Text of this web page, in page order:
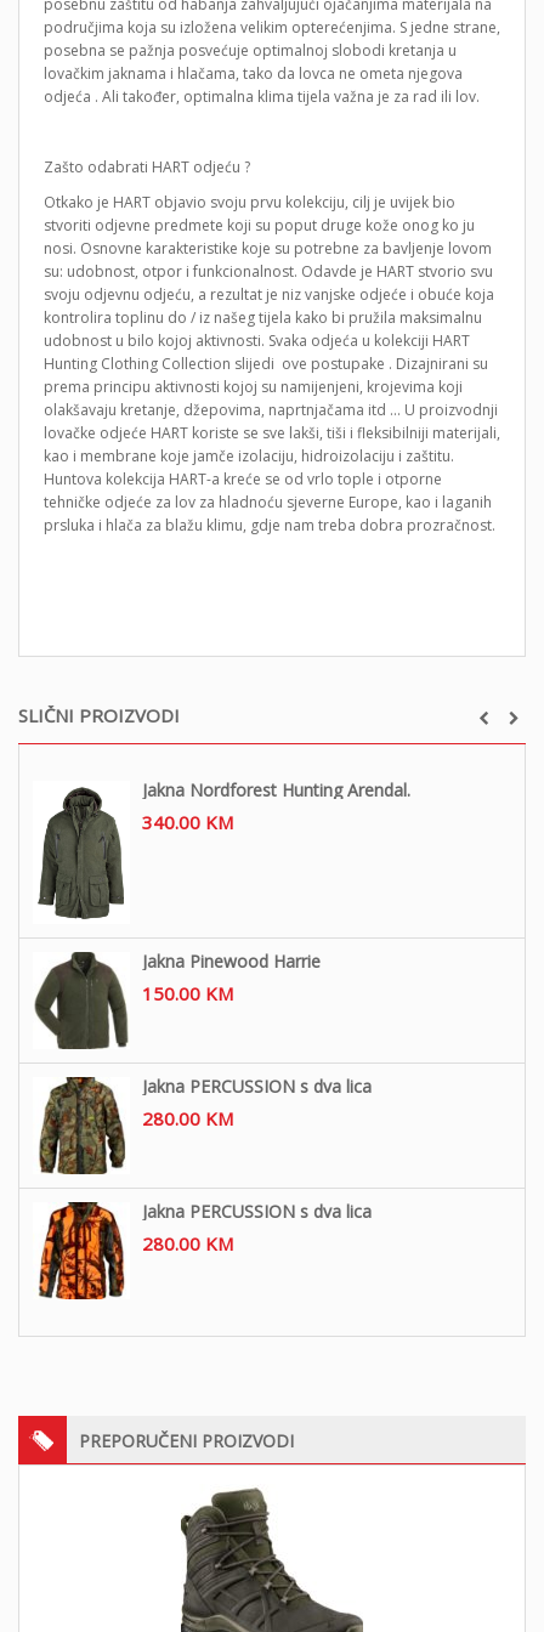
SLIČNI PROIZVODI
Jakna Nordforest Hunting Arendal.
340.00 KM
Jakna Pinewood Harrie
150.00 KM
Jakna PERCUSSION s dva lica
280.00 KM
Jakna PERCUSSION s dva lica
280.00 KM
PREPORUČENI PROIZVODI
posebnu zaštitu od habanja zahvaljujući ojačanjima materijala na
područjima koja su izložena velikim opterećenjima. S jedne strane,
posebna se pažnja posvećuje optimalnoj slobodi kretanja u
lovačkim jaknama i hlačama, tako da lovca ne ometa njegova
odjeća . Ali također, optimalna klima tijela važna je za rad ili lov.
Zašto odabrati HART odjeću ?
Otkako je HART objavio svoju prvu kolekciju, cilj je uvijek bio
stvoriti odjevne predmete koji su poput druge kože onog ko ju
nosi. Osnovne karakteristike koje su potrebne za bavljenje lovom
su: udobnost, otpor i funkcionalnost. Odavde je HART stvorio svu
svoju odjevnu odjeću, a rezultat je niz vanjske odjeće i obuće koja
kontrolira toplinu do / iz našeg tijela kako bi pružila maksimalnu
udobnost u bilo kojoj aktivnosti. Svaka odjeća u kolekciji HART
Hunting Clothing Collection slijedi ove postupake . Dizajnirani su
prema principu aktivnosti kojoj su namijenjeni, krojevima koji
olakšavaju kretanje, džepovima, naprtnjačama itd … U proizvodnji
lovačke odjeće HART koriste se sve lakši, tiši i fleksibilniji materijali,
kao i membrane koje jamče izolaciju, hidroizolaciju i zaštitu.
Huntova kolekcija HART-a kreće se od vrlo tople i otporne
tehničke odjeće za lov za hladnoću sjeverne Europe, kao i laganih
prsluka i hlača za blažu klimu, gdje nam treba dobra prozračnost.